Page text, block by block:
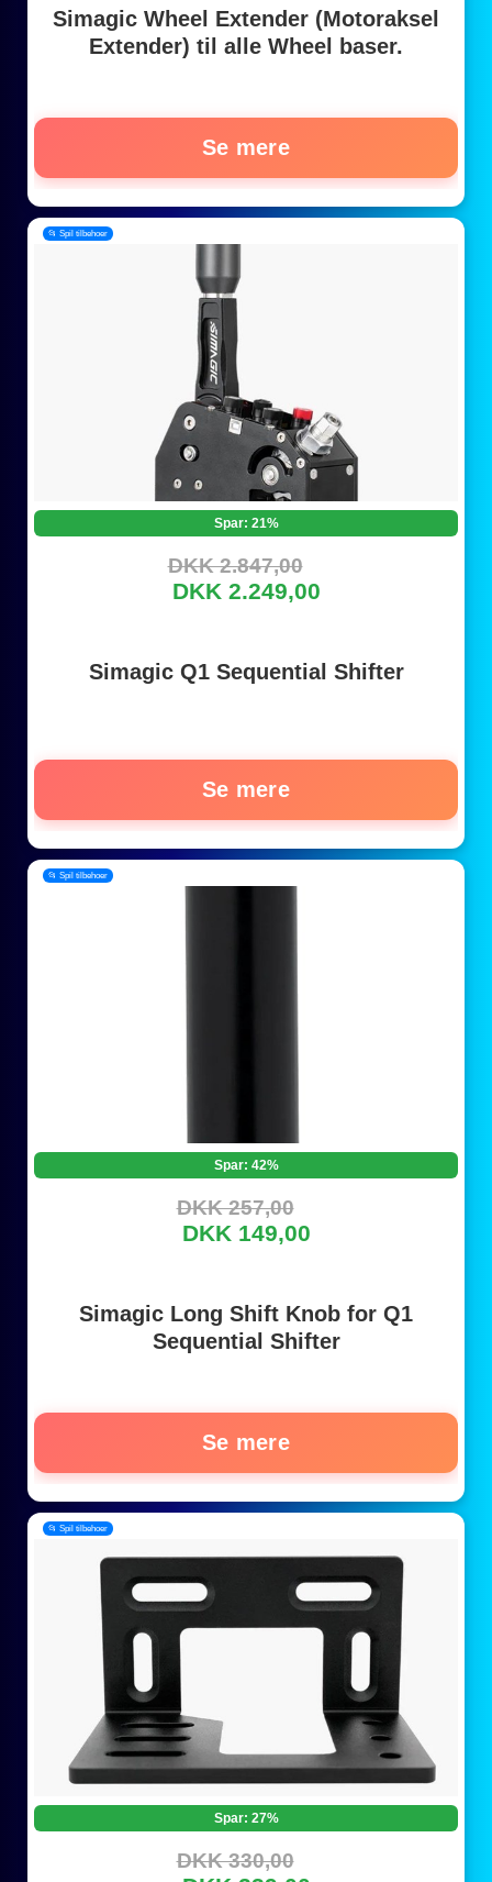
Simagic Wheel Extender (Motoraksel
Extender) til alle Wheel baser.
Se mere
📂 Spil tilbehoer
Spar: 21%
DKK 2.847,00
DKK 2.249,00
Simagic Q1 Sequential Shifter
Se mere
📂 Spil tilbehoer
Spar: 42%
DKK 257,00
DKK 149,00
Simagic Long Shift Knob for Q1
Sequential Shifter
Se mere
📂 Spil tilbehoer
Spar: 27%
DKK 330,00